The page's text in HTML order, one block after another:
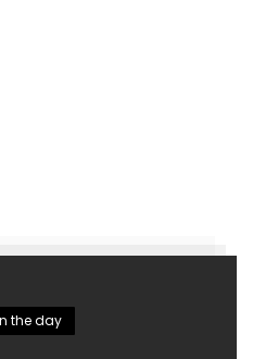
the day